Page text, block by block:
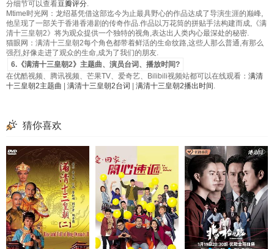
分细节可以查看豆瓣评分.
Mtime时光网：龙绍基凭借这部迄今为止最具野心的作品达成了导演生涯的巅峰,
他呈现了一部关于香港香港剧的传奇作品.作品以万花筒的拼贴手法构建而成,《满
清十三皇朝2》将为观众提供一个独特的视角,表达出人类内心最深处的秘密.
猫眼网：满清十三皇朝2每个角色都带着鲜活的生命纹路,这些人那么普通,有那么
强烈,好像走进了观众的生命,成为了我们的朋友.
6.《满清十三皇朝2》主题曲、演员台词、播放时间?
在优酷视频、腾讯视频、芒果TV、爱奇艺、Bilibili视频站都可以在线观看： 满清
十三皇朝2主题曲
满清十三皇朝2台词 满清十三皇朝2播出时间 .
猜你喜欢